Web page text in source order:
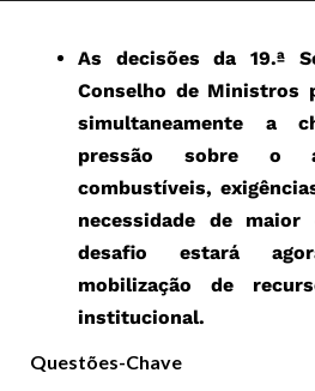
As decisões da 19.ª
Conselho de Ministros
simultaneamente a
pressão sobre o
combustíveis,
necessidade de
desafio estará
mobilização de
institucional.
Questões-Chave